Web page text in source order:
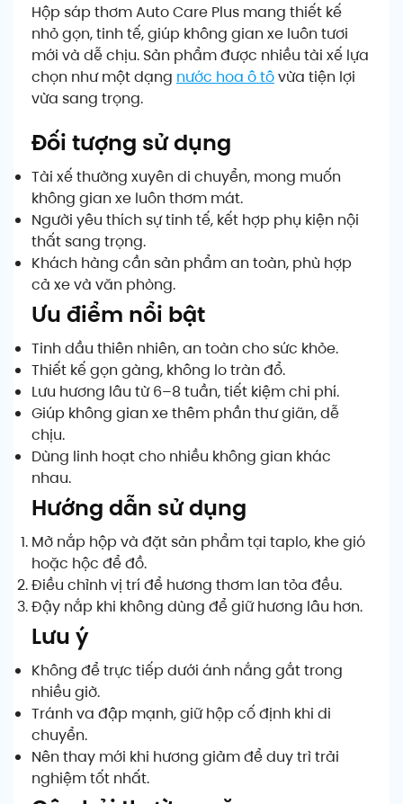
Hộp sáp thơm Auto Care Plus mang thiết kế
nhỏ gọn, tinh tế, giúp không gian xe luôn tươi
mới và dễ chịu. Sản phẩm được nhiều tài xế lựa
chọn như một dạng nước hoa ô tôvừa tiện lợi
vừa sang trọng.
Đối tượng sử dụng
Tài xế thường xuyên di chuyển, mong muốn
không gian xe luôn thơm mát.
Người yêu thích sự tinh tế, kết hợp phụ kiện nội
thất sang trọng.
Khách hàng cần sản phẩm an toàn, phù hợp
cả xe và văn phòng.
Ưu điểm nổi bật
Tinh dầu thiên nhiên, an toàn cho sức khỏe.
Thiết kế gọn gàng, không lo tràn đổ.
Lưu hương lâu từ 6–8 tuần, tiết kiệm chi phí.
Giúp không gian xe thêm phần thư giãn, dễ
chịu.
Dùng linh hoạt cho nhiều không gian khác
nhau.
Hướng dẫn sử dụng
Mở nắp hộp và đặt sản phẩm tại taplo, khe gió
hoặc hộc để đồ.
Điều chỉnh vị trí để hương thơm lan tỏa đều.
Đậy nắp khi không dùng để giữ hương lâu hơn.
Lưu ý
Không để trực tiếp dưới ánh nắng gắt trong
nhiều giờ.
Tránh va đập mạnh, giữ hộp cố định khi di
chuyển.
Nên thay mới khi hương giảm để duy trì trải
nghiệm tốt nhất.